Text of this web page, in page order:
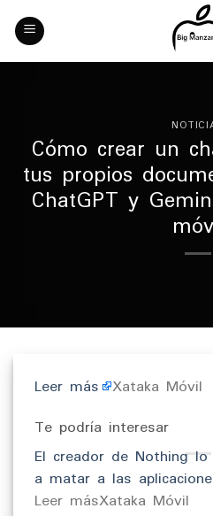
Skip
content
Cómo crear un
tus propios
ChatGPT y
Leer más Xataka Móvil
Te podría interesar
El creador de Nothing
a matar a las
​Leer másXataka Móvil